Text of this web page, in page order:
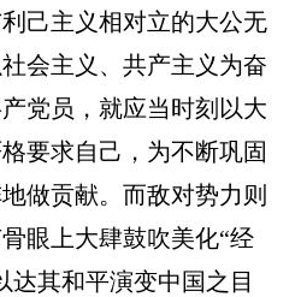
己主义相对立的大公无
会主义、共产主义为奋
党员，就应当时刻以大
要求自己，为不断巩固
做贡献。而敌对势力则
眼上大肆鼓吹美化“经
达其和平演变中国之目